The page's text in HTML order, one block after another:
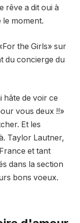
rêve a dit oui à
moment.
the Girls» sur
du concierge du
hâte de voir ce
vous deux !!»
Et les
Taylor Lautner,
et tant
dans la section
bons voeux.